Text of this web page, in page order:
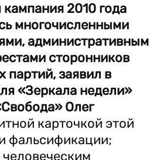
2010 года
многочисленными
административным
сторонников
партий, заявил в
«Зеркала недели»
Олег
карточкой этой
фальсификации;